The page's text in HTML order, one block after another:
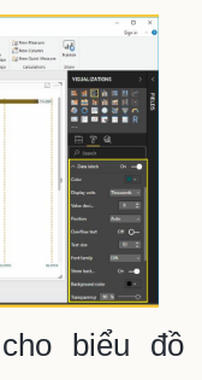
biểu đồ